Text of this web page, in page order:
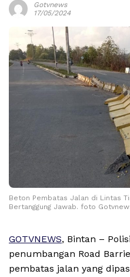
Gotvnews
17/05/2024
Beton Pembatas Jalan di Lintas
Bertanggung Jawab. foto
GOTVNEWS, Bintan –
penumbangan Road
pembatas jalan yang